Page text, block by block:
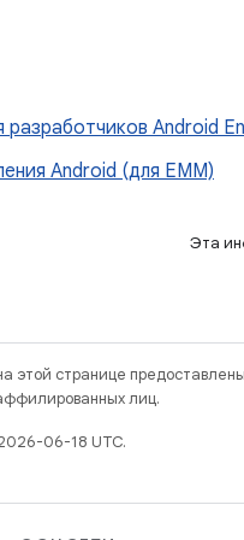
разработчиков Android
Android (для EMM)
Эта
этой странице
лиц.
06-18 UTC.